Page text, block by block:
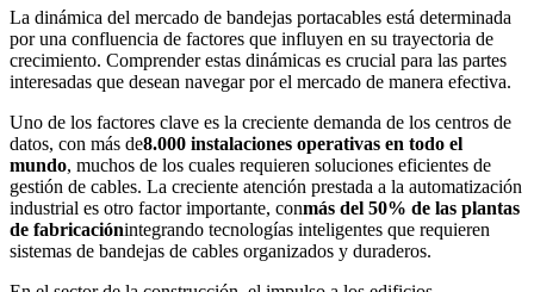
La dinámica del mercado de bandejas portacables está determinada
por una confluencia de factores que influyen en su trayectoria de
crecimiento. Comprender estas dinámicas es crucial para las partes
interesadas que desean navegar por el mercado de manera efectiva.
Uno de los factores clave es la creciente demanda de los centros de
datos, con más de8.000 instalaciones operativas en todo el
mundo, muchos de los cuales requieren soluciones eficientes de
gestión de cables. La creciente atención prestada a la automatización
industrial es otro factor importante, conmás del 50% de las plantas
de fabricaciónintegrando tecnologías inteligentes que requieren
sistemas de bandejas de cables organizados y duraderos.